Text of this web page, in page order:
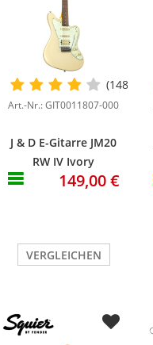
(148)
Art.-Nr.: GIT0011807-000
J & D E-Gitarre JM20
RW IV Ivory
149,00 €
VERGLEICHEN